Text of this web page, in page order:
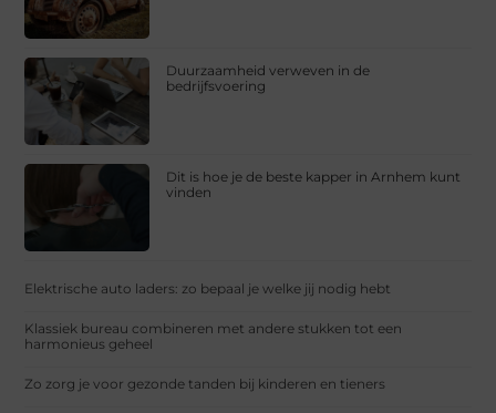
Duurzaamheid verweven in de
bedrijfsvoering
Dit is hoe je de beste kapper in Arnhem kunt
vinden
Elektrische auto laders: zo bepaal je welke jij nodig hebt
Klassiek bureau combineren met andere stukken tot een
harmonieus geheel
Zo zorg je voor gezonde tanden bij kinderen en tieners